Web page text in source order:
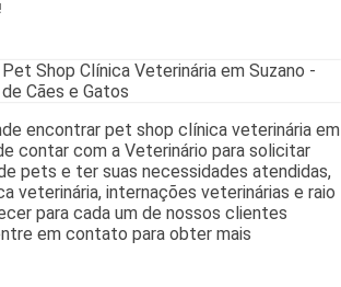
encontrar pet shop clínica veterinária em
contar com a Veterinário para solicitar
pets e ter suas necessidades atendidas,
veterinária, internações veterinárias e raio
para cada um de nossos clientes
em contato para obter mais